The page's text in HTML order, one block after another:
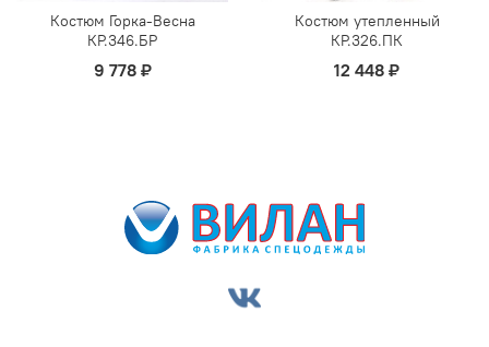
Костюм Горка-Весна
КР.346.БР
9 778 ₽
Костюм утепленный
КР.326.ПК
12 448 ₽